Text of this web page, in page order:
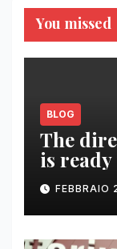
You missed
BLOG
The
is
FEBBRAIO